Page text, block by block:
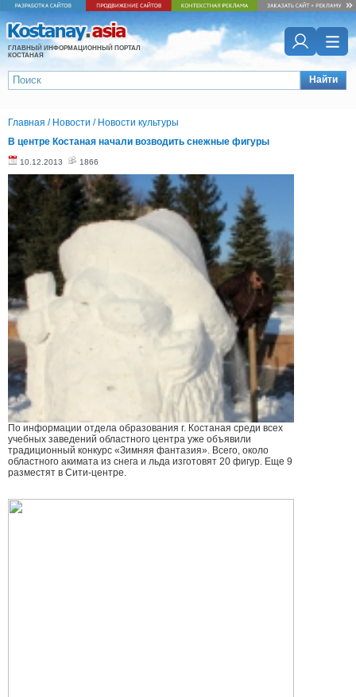
ГЛАВНЫЙ ИНФОРМАЦИОННЫЙ ПОРТАЛ
КОСТАНАЯ
Найти
Главная / Новости / Новости культуры
В центре Костаная начали возводить снежные фигуры
10.12.2013 1866
По информации отдела образования г. Костаная среди всех
учебных заведений областного центра уже объявили
традиционный конкурс «Зимняя фантазия». Всего, около
областного акимата из снега и льда изготовят 20 фигур. Еще 9
разместят в Сити-центре.